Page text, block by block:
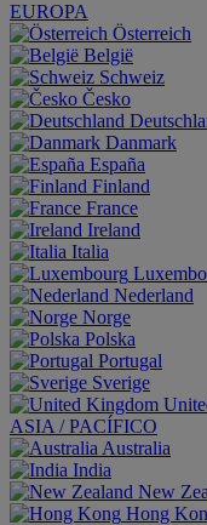
EUROPA
Österreich
België
Schweiz
Česko
Danmark
España
Finland
France
Ireland
Italia
Nederland
Norge
Polska
Portugal
Sverige
ASIA / PACÍFICO
Australia
India
New
Hong